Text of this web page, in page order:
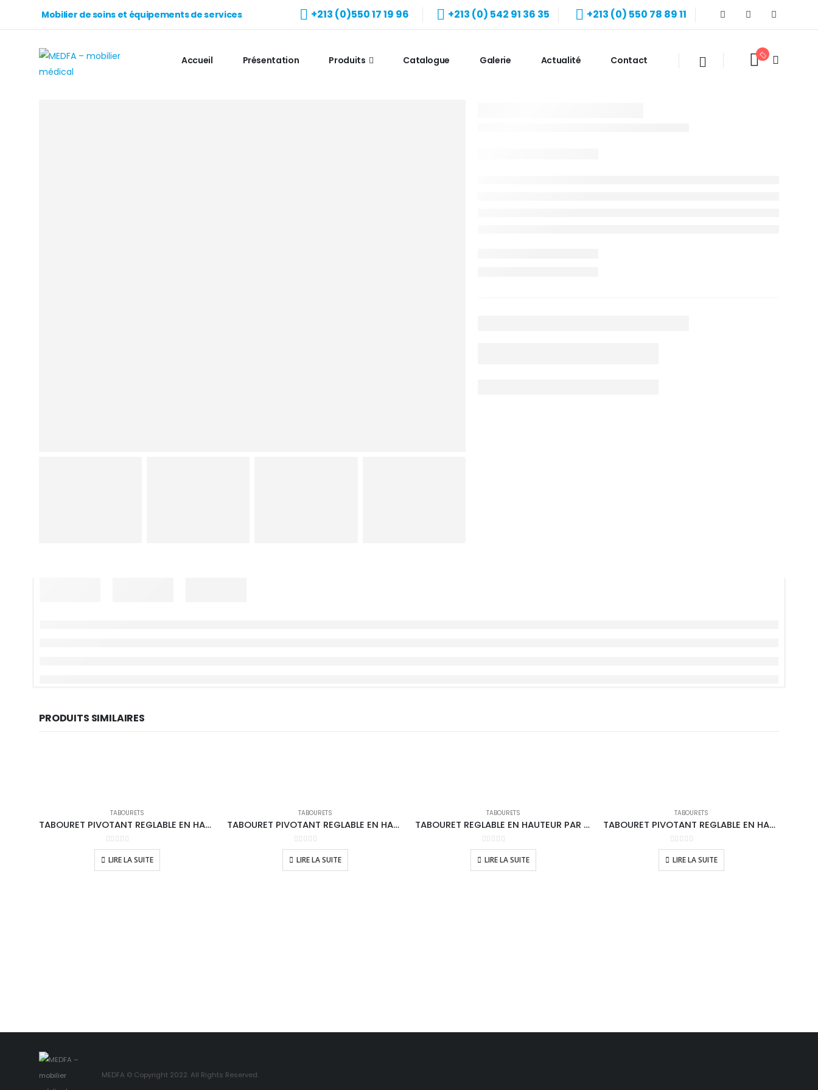
Mobilier de soins et équipements de services +213 (0)550 17 19 96 +213 (0) 542 91 36 35 +213 (0) 550 78 89 11
Accueil Présentation Produits Catalogue Galerie Actualité Contact
PRODUITS SIMILAIRES
TABOURETS
TABOURET PIVOTANT REGLABLE EN HAUTEUR A VIS/ SANS DOSSIER
0sur 5
LIRE LA SUITE
TABOURETS
TABOURET PIVOTANT REGLABLE EN HAUTEUR A VIS / AVEC DOSSIER
0sur 5
LIRE LA SUITE
TABOURETS
TABOURET REGLABLE EN HAUTEUR PAR VERIN A GAZ /SANS DOSSIER
0sur 5
LIRE LA SUITE
TABOURETS
TABOURET PIVOTANT REGLABLE EN HAUTEUR A VIS/ SANS DOSSIER
0sur 5
LIRE LA SUITE
MEDFA © Copyright 2022. All Rights Reserved.